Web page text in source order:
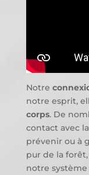
Notre
notre esprit,
corps. De
contact avec
prévenir ou à
pur de la
notre